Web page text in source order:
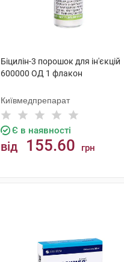
Біцилін-3 порошок для ін'єкцій
600000 ОД 1 флакон
Київмедпрепарат
Є в наявності
від 155.60 грн